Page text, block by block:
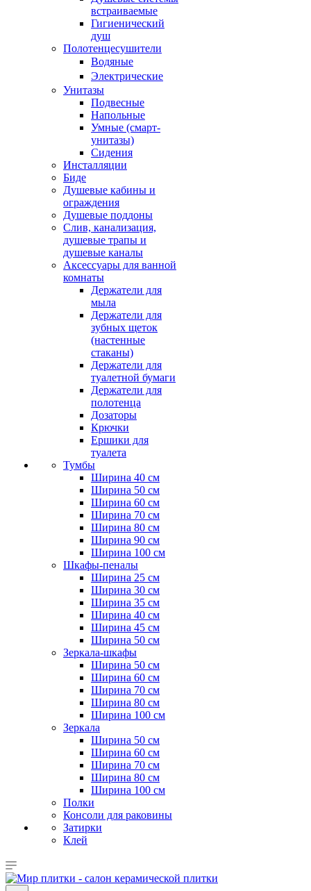
встраиваемые
Гигиенический
душ
Полотенцесушители
ㅤВодяные
ㅤЭлектрические
Унитазы
Подвесные
Напольные
Умные (смарт-
унитазы)
Сидения
Инсталляции
Биде
Душевые кабины и
ограждения
Душевые поддоны
Слив, канализация,
душевые трапы и
душевые каналы
Аксессуары для ванной
комнаты
Держатели для
мыла
Держатели для
зубных щеток
(настенные
стаканы)
Держатели для
туалетной бумаги
Держатели для
полотенца
Дозаторы
Крючки
Ершики для
туалета
Тумбы
Ширина 40 см
Ширина 50 см
Ширина 60 см
Ширина 70 см
Ширина 80 см
Ширина 90 см
Ширина 100 см
Шкафы-пеналы
Ширина 25 см
Ширина 30 см
Ширина 35 см
Ширина 40 см
Ширина 45 см
Ширина 50 см
Зеркала-шкафы
Ширина 50 см
Ширина 60 см
Ширина 70 см
Ширина 80 см
Ширина 100 см
Зеркала
Ширина 50 см
Ширина 60 см
Ширина 70 см
Ширина 80 см
Ширина 100 см
Полки
Консоли для раковины
Затирки
Клей